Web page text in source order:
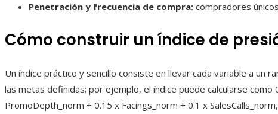
Penetración y frecuencia de compra: compradores
Cómo construir un índice de
Un índice práctico y sencillo consiste en llevar cada variable a un
las metas definidas; por ejemplo, el índice puede calcularse como
PromoDepth_norm + 0.15 x Facings_norm + 0.1 x